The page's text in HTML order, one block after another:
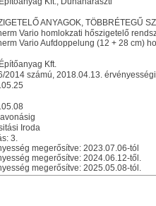
ANYAGOK, TÖBBRÉTEGŰ
Vario homlokzati hőszigetelő
Vario Aufdoppelung (12 + 28 cm)
Kft.
2014 számú, 2018.04.13.
Iroda
3.
megerősítve: 2023.07.06-tól
megerősítve: 2024.06.12-től.
megerősítve: 2025.05.08-tól.